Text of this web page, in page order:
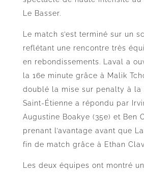
Le Basser.
Le match s’est terminé sur un
reflétant une rencontre très
en rebondissements. Laval a
la 16e minute grâce à Malik
doublé la mise sur penalty à la
Saint-Étienne a répondu par
Augustine Boakye (35e) et Ben
prenant l’avantage avant que
fin de match grâce à Ethan
Les deux équipes ont montré